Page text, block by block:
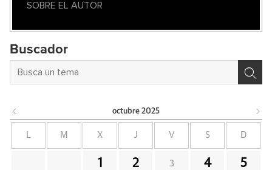
SOBRE EL AUTOR
Buscador
octubre 2025
L M X J V S D
1 2 3 4 5